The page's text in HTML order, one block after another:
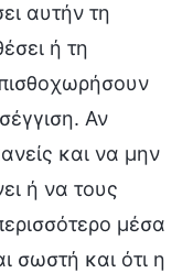
αυτήν τη
ή τη
Αν
και να μην
ή να τους
μέσα
σωστή και ότι η